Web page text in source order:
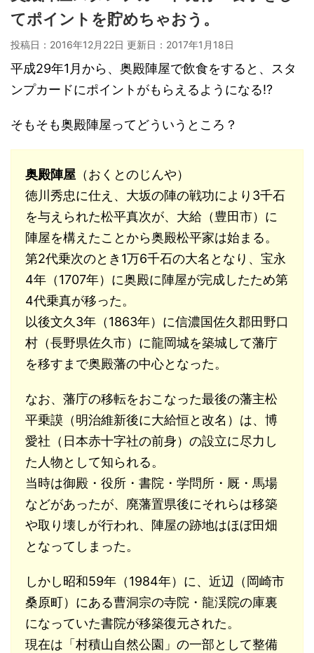
てポイントを貯めちゃおう。
投稿日：2016年12月22日 更新日： 2017年1月18日
平成29年1月から、奥殿陣屋で飲食をすると、スタ
ンプカードにポイントがもらえるようになる!?
そもそも奥殿陣屋ってどういうところ？
奥殿陣屋 （おくとのじんや）
徳川秀忠に仕え、大坂の陣の戦功により3千石
を与えられた松平真次が、大給（豊田市）に
陣屋を構えたことから奥殿松平家は始まる。
第2代乗次のとき1万6千石の大名となり、宝永
4年（1707年）に奥殿に陣屋が完成したため第
4代乗真が移った。
以後文久3年（1863年）に信濃国佐久郡田野口
村（長野県佐久市）に龍岡城を築城して藩庁
を移すまで奥殿藩の中心となった。
なお、藩庁の移転をおこなった最後の藩主松
平乗謨（明治維新後に大給恒と改名）は、博
愛社（日本赤十字社の前身）の設立に尽力し
た人物として知られる。
当時は御殿・役所・書院・学問所・厩・馬場
などがあったが、廃藩置県後にそれらは移築
や取り壊しが行われ、陣屋の跡地はほぼ田畑
となってしまった。
しかし昭和59年（1984年）に、近辺（岡崎市
桑原町）にある曹洞宗の寺院・龍渓院の庫裏
になっていた書院が移築復元された。
現在は「村積山自然公園」の一部として整備